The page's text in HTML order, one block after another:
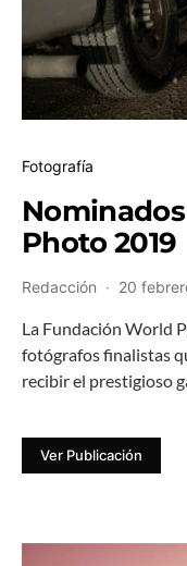
Fotografía
Photo 2019
Redacción 20
La Fundación World
fotógrafos finalistas
recibir el prestigioso
Ver Publicación